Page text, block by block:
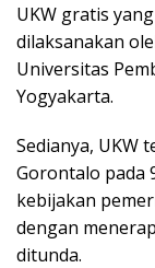
UKW gratis
dilaksanakan
Universitas
Yogyakarta.
Sedianya, UKW
Gorontalo pada
kebijakan
dengan
ditunda.